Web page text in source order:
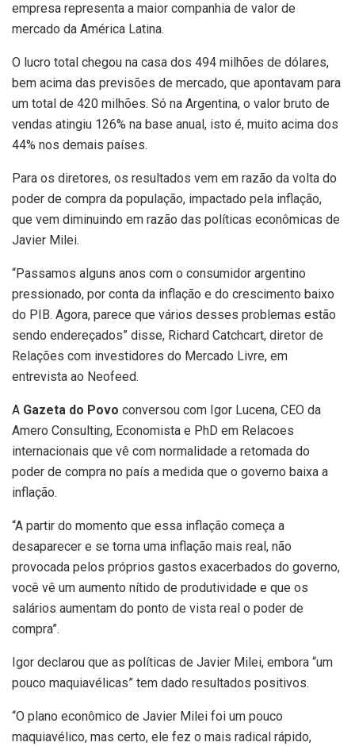
empresa representa a maior companhia de valor de
mercado da América Latina.
O lucro total chegou na casa dos 494 milhões de dólares,
bem acima das previsões de mercado, que apontavam para
um total de 420 milhões. Só na Argentina, o valor bruto de
vendas atingiu 126% na base anual, isto é, muito acima dos
44% nos demais países.
Para os diretores, os resultados vem em razão da volta do
poder de compra da população, impactado pela inflação,
que vem diminuindo em razão das políticas econômicas de
Javier Milei.
“Passamos alguns anos com o consumidor argentino
pressionado, por conta da inflação e do crescimento baixo
do PIB. Agora, parece que vários desses problemas estão
sendo endereçados” disse, Richard Catchcart, diretor de
Relações com investidores do Mercado Livre, em
entrevista ao Neofeed.
A Gazeta do Povo conversou com Igor Lucena, CEO da
Amero Consulting, Economista e PhD em Relacoes
internacionais que vê com normalidade a retomada do
poder de compra no país a medida que o governo baixa a
inflação.
“A partir do momento que essa inflação começa a
desaparecer e se torna uma inflação mais real, não
provocada pelos próprios gastos exacerbados do governo,
você vê um aumento nítido de produtividade e que os
salários aumentam do ponto de vista real o poder de
compra”.
Igor declarou que as políticas de Javier Milei, embora “um
pouco maquiavélicas” tem dado resultados positivos.
“O plano econômico de Javier Milei foi um pouco
maquiavélico, mas certo, ele fez o mais radical rápido,